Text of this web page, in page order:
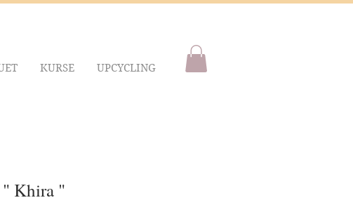
KURSE UPCYCLING
" Khira "